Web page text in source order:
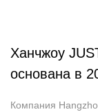
Ханчжоу
основана в
Компания